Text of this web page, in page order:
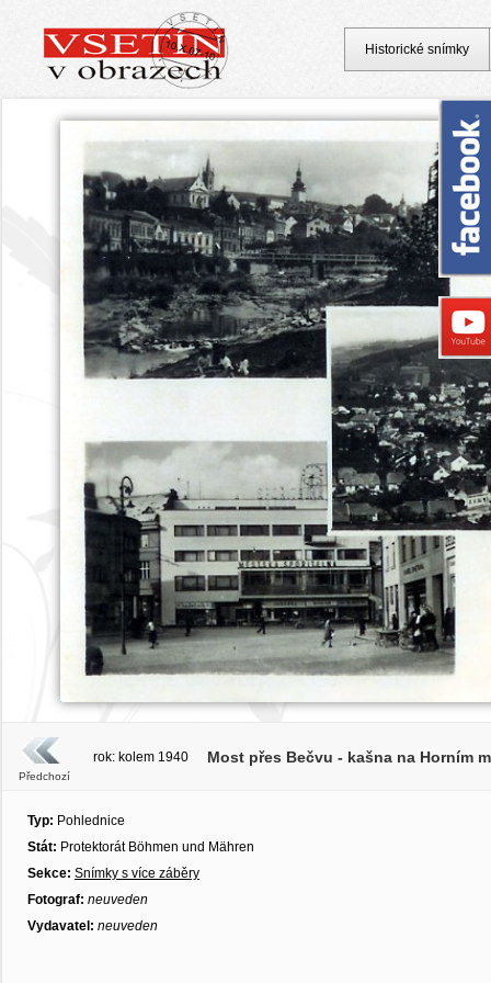
Předchozí
rok: kolem 1940 Most přes Bečvu - kašna na Horním
Typ: Pohlednice
Stát: Protektorát Böhmen und Mähren
Sekce: Snímky s více záběry
Fotograf: neuveden
Vydavatel: neuveden
Historické snímky